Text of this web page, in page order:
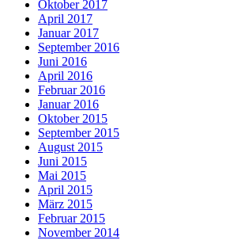
Oktober 2017
April 2017
Januar 2017
September 2016
Juni 2016
April 2016
Februar 2016
Januar 2016
Oktober 2015
September 2015
August 2015
Juni 2015
Mai 2015
April 2015
März 2015
Februar 2015
November 2014